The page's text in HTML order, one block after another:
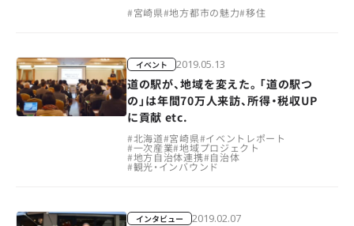
#宮崎県#地方都市の魅力#移住
イベント 2019.05.13
道の駅が、地域を変えた。「道の駅つ
の」は年間70万人来訪、所得・税収UP
に貢献 etc.
#北海道#宮崎県#イベントレポート
#一次産業#地域プロジェクト
#地方自治体連携#自治体
#観光・インバウンド
インタビュー 2019.02.07